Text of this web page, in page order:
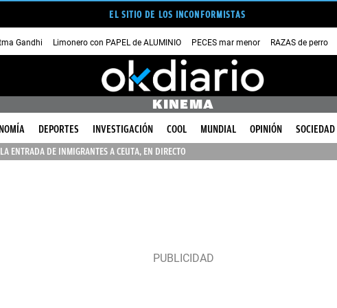
EL SITIO DE LOS INCONFORMISTAS
Gandhi Limonero con PAPEL de ALUMINIO PECES mar menor RAZAS de perro
KINEMA
DEPORTES INVESTIGACIÓN COOL MUNDIAL OPINIÓN SOCIEDAD
ENTRADA DE INMIGRANTES A CEUTA, EN DIRECTO